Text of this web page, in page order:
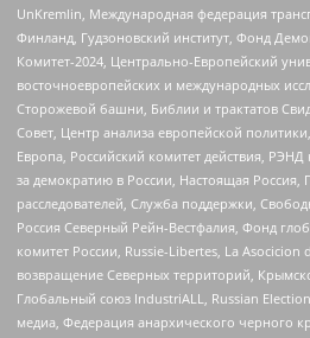
UnKremlin, Международная федерация
Финланд, Гудзоновский институт, Фонд
Комитет-2024, Центрально-Европейский
восточноевропейских и международных
Сторожевой башни, Библии и трактатов
Совет, Центр анализа европейской
Европа, Российский комитет действия,
за демократию в России, Настоящая Россия,
расследователей, Служба поддержки,
Россия Северный Рейн-Вестфалия, Фонд
комитет России, Russie-Libertes, La Asocicion
возвращение Северных территорий,
Глобальный союз IndustriALL, Russian
медиа, Федерация анархического черного